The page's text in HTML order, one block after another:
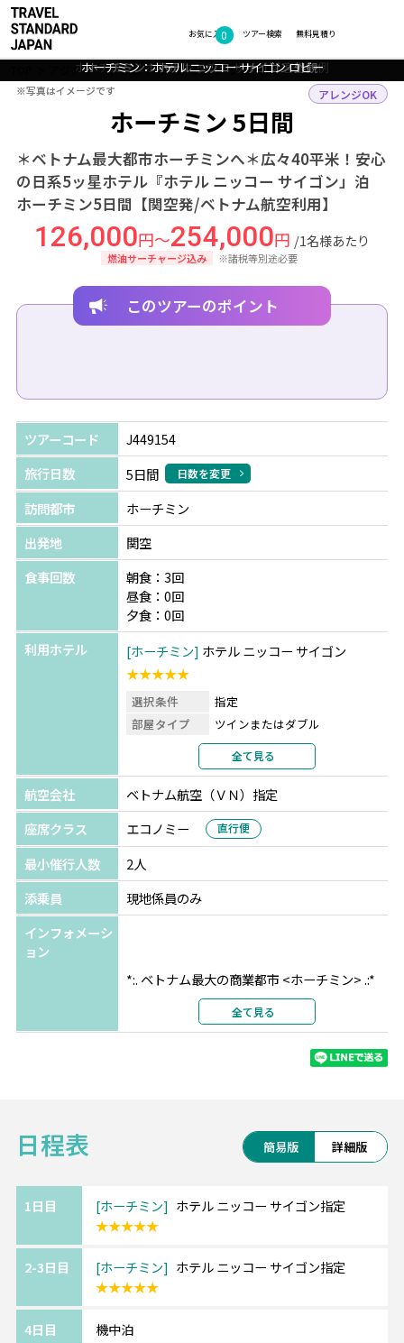
お気に入り
0 無料見積り
ツアー検索
アジア ベトナム ホーチミン ツアー詳細
ホーチミン 5日間
＊ベトナム最大都市ホーチミンへ＊広々40平米！安心
の日系5ッ星ホテル『ホテル ニッコー サイゴン」泊
ホーチミン5日間【関空発/ベトナム航空利用】
アレンジOK
126,000円～254,000円 /1名様あたり
燃油サーチャージ込み ※諸税等別途必要
ホーチミン：ホテル ニッコー サイゴン プール
ホーチミン：ホテル ニッコー サイゴン 客室一例
ホーチミン：ホテル ニッコー サイゴン 外観
ホーチミン：ホテル ニッコー サイゴン ロビー
ホーチミン：ホテル ニッコー サイゴン レストラン
フォトギャラリー
※写真はイメージです
※写真はイメージです
このツアーのポイント
ツアーコード
J449154
旅行日数
5日間 日数を変更
訪問都市
ホーチミン
出発地
関空
食事回数
朝食：3回
昼食：0回
夕食：0回
利用ホテル
ホーチミン ホテル ニッコー サイゴン
★★★★★
選択条件
指定
部屋タイプ
ツインまたはダブル
2名1室利用
部屋カテゴリ
部屋指定なし
全て見る
航空会社
ベトナム航空（ＶＮ）指定
座席クラス
エコノミー 直行便
最小催行人数
2人
添乗員
現地係員のみ
インフォメーシ
ョン
*:. ベトナム最大の商業都市 <ホーチミン> .:*
アジアの街並みにコロニアル様式が溶け込む
独特の景観が楽しめるホーチミン。
おしゃれなカフェやお店が近年増えて来てい
・・━━ ホテル ニッコー サイゴン
*広さ40平米、柔らかなアースカラーで統一さ
れた温かみのある客室
☆★ホテル特典★☆
全て見る
日程表 簡易版 詳細版
1日目 ホーチミン
ホテル ニッコー サイゴン指定
★★★★★
2-3日目 ホーチミン
ホテル ニッコー サイゴン指定
★★★★★
4日目 機中泊